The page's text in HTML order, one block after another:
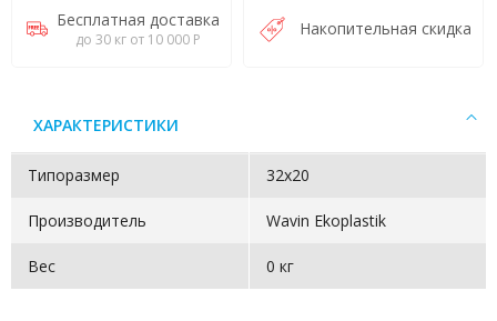
Бесплатная доставка
до 30 кг от 10 000 Р
Накопительная скидка
ХАРАКТЕРИСТИКИ
Типоразмер 32x20
Производитель Wavin Ekoplastik
Вес 0 кг